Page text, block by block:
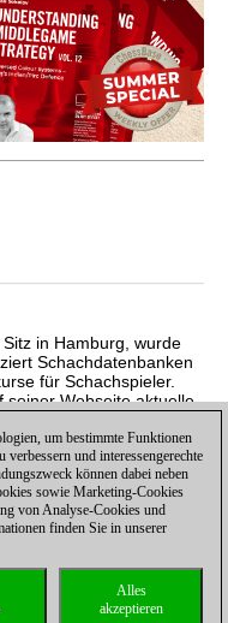
in Hamburg, wurde
Schachdatenbanken
für Schachspieler.
seiner Webseite aktuelle
als wichtigste
|Lizenzen
um bestimmte Funktionen
und interessengerechte
können dabei neben
sowie Marketing-Cookies
von Analyse-Cookies und
finden Sie in unserer
Alles
akzeptieren